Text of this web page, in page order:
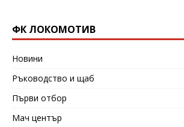
ФК ЛОКОМОТИВ
Новини
Ръководство и щаб
Първи отбор
Мач център